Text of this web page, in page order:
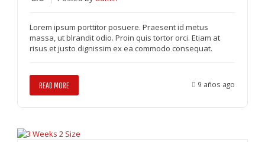
Lorem ipsum porttitor posuere. Praesent id metus
massa, ut blrandit odio. Proin quis tortor orci. Etiam at
risus et justo dignissim ex ea commodo consequat.
READ MORE 9 años ago